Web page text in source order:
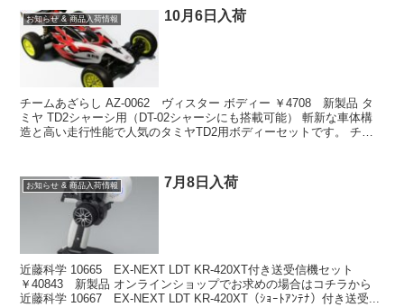
お知らせ & 商品入荷情報 10月6日入荷
チームあざらし AZ-0062 ヴィスター ボディー ￥4708 新製品 タ
ミヤ TD2シャーシ用（DT-02シャーシにも搭載可能） 斬新な車体構
造と高い走行性能で人気のタミヤTD2用ボディーセットです。 チー
お知らせ & 商品入荷情報 7月8日入荷
近藤科学 10665 EX-NEXT LDT KR-420XT付き送受信機セット
￥40843 新製品 オンラインショップでお求めの場合はコチラから
近藤科学 10667 EX-NEXT LDT KR-420XT（ｼｮｰﾄｱﾝﾃﾅ）付き送受...